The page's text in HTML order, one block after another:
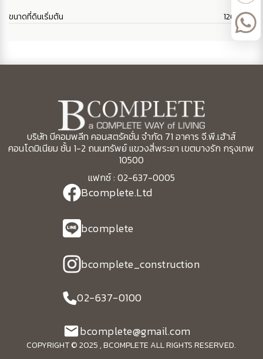
ขนาดที่ดินเริ่มต้น
126 ตร.ว.
บริษัท บีคอมพลีท คอนสตรัคชั่น จำกัด 71 อาคาร จี.พี.เฮ้าส์
คอนโดมิเนียม ชั้น 1-2 ถนนทรัพย์ แขวงสี่พระยา เขตบางรัก กรุงเทพ
10500
แฟกซ์ : 02-637-0005
Bcomplete.Ltd
bcomplete
bcomplete_construction
02-637-0100
bcomplete@gmail.com
COPYRIGHT © 2025 , BCOMPLETE ALL RIGHTS RESERVED.